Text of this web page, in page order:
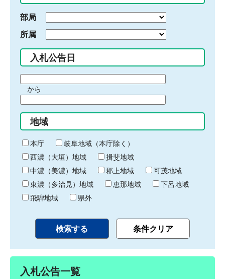
部局
所属
入札公告日
間
始
り
から
間
終
わ
り
地域
本庁
岐阜地域（本庁除く）
西濃（大垣）地域
揖斐地域
中濃（美濃）地域
郡上地域
可茂地域
東濃（多治見）地域
恵那地域
下呂地域
飛騨地域
県外
入札公告一覧